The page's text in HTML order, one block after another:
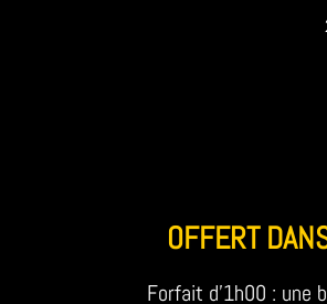
OFFERT
Forfait d'1h00 : une